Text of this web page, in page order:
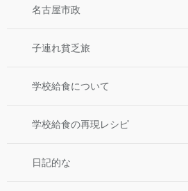
名古屋市政
子連れ貧乏旅
学校給食について
学校給食の再現レシピ
日記的な